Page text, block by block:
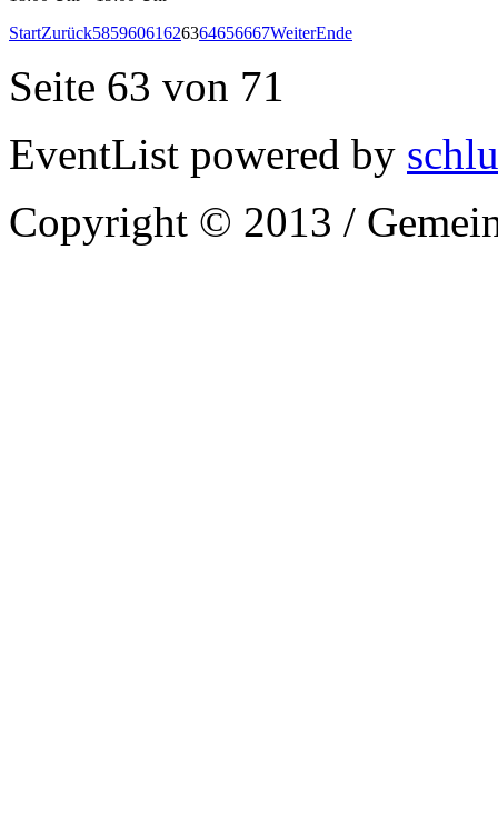
StartZurück58596061626364656667WeiterEnde
Seite 63 von 71
EventList powered by
Copyright © 2013 /